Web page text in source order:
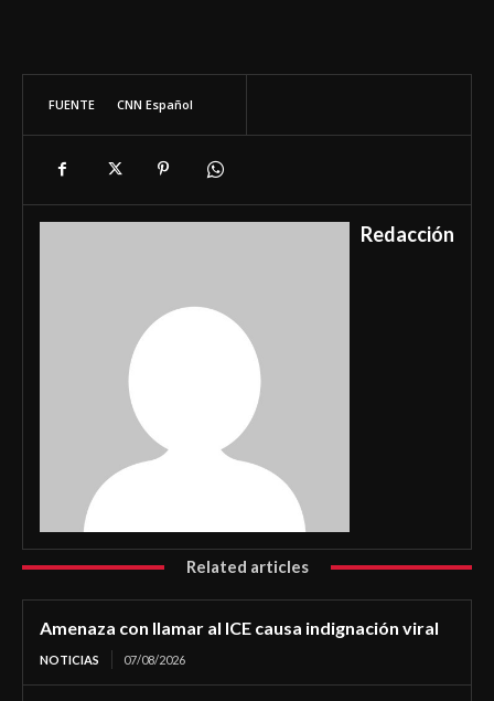
FUENTE CNN Español
Redacción
Related articles
Amenaza con llamar al ICE causa indignación viral
NOTICIAS 07/08/2026